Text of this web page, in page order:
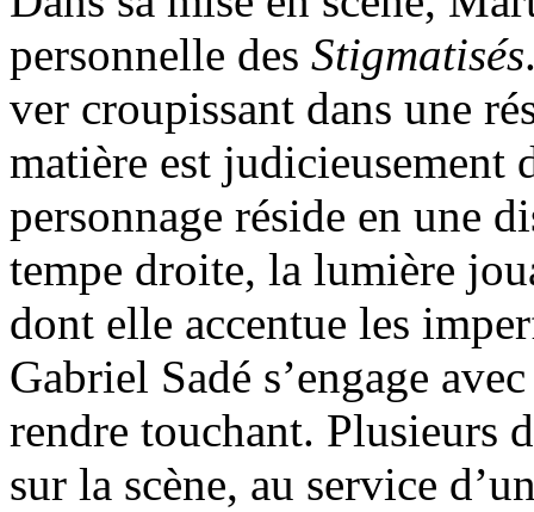
personnelle des Stigmatisés
ver croupissant dans une
matière est judicieusement
personnage réside en une
tempe droite, la lumière
dont elle accentue les
Gabriel Sadé s’engage
rendre touchant. Plusieurs
sur la scène, au service